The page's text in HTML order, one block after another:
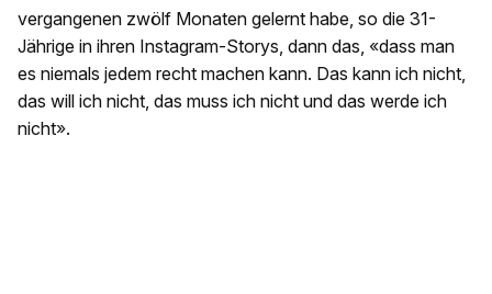
vergangenen zwölf Monaten gelernt habe, so die 31-
Jährige in ihren Instagram-Storys, dann das, «dass man
es niemals jedem recht machen kann. Das kann ich nicht,
das will ich nicht, das muss ich nicht und das werde ich
nicht».